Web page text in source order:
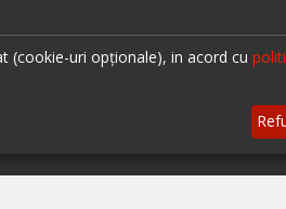
(cookie-uri opționale), in acord cu